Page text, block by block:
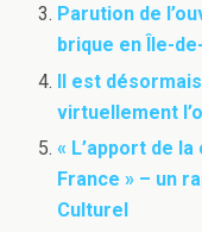
Parution de
brique en Île-
Il est
virtuellement
« L’apport de
France » – un
Culturel